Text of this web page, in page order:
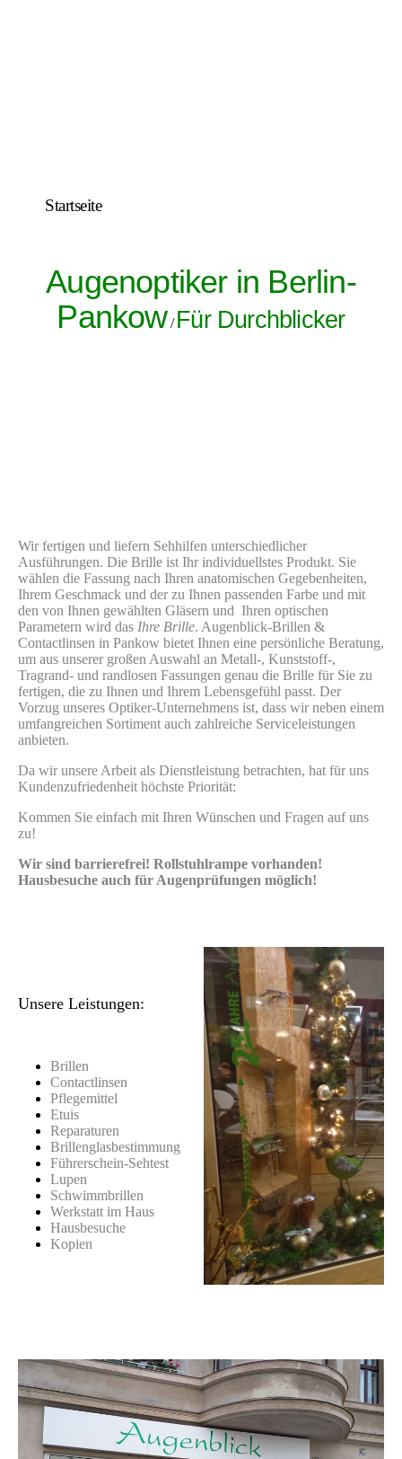
Startseite
Augenoptiker in Berlin-
Pankow/Für Durchblicker
Wir fertigen und liefern Sehhilfen unterschiedlicher
Ausführungen. Die Brille ist Ihr individuellstes Produkt. Sie
wählen die Fassung nach Ihren anatomischen Gegebenheiten,
Ihrem Geschmack und der zu Ihnen passenden Farbe und mit
den von Ihnen gewählten Gläsern und Ihren optischen
Parametern wird das Ihre Brille. Augenblick-Brillen &
Contactlinsen in Pankow bietet Ihnen eine persönliche Beratung,
um aus unserer großen Auswahl an Metall-, Kunststoff-,
Tragrand- und randlosen Fassungen genau die Brille für Sie zu
fertigen, die zu Ihnen und Ihrem Lebensgefühl passt. Der
Vorzug unseres Optiker-Unternehmens ist, dass wir neben einem
umfangreichen Sortiment auch zahlreiche Serviceleistungen
anbieten.
Da wir unsere Arbeit als Dienstleistung betrachten, hat für uns
Kundenzufriedenheit höchste Priorität:
Kommen Sie einfach mit Ihren Wünschen und Fragen auf uns
zu!
Wir sind barrierefrei! Rollstuhlrampe vorhanden!
Hausbesuche auch für Augenprüfungen möglich!
Unsere Leistungen:
Brillen
Contactlinsen
Pflegemittel
Etuis
Reparaturen
Brillenglasbestimmung
Führerschein-Sehtest
Lupen
Schwimmbrillen
Werkstatt im Haus
Hausbesuche
Kopien